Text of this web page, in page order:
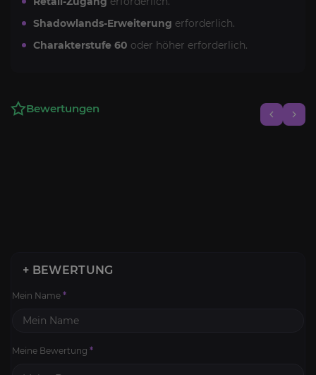
Shadowlands-Erweiterung erforderlich.
Charakterstufe 60 oder höher erforderlich.
Bewertungen
+ BEWERTUNG
Mein Name *
Meine Bewertung *